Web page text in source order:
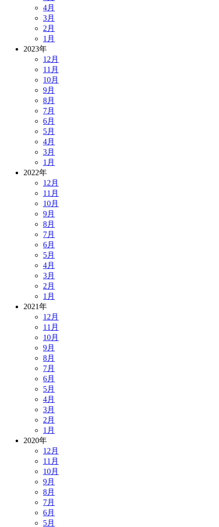
4月
3月
2月
1月
2023年
12月
11月
10月
9月
8月
7月
6月
5月
4月
3月
1月
2022年
12月
11月
10月
9月
8月
7月
6月
5月
4月
3月
2月
1月
2021年
12月
11月
10月
9月
8月
7月
6月
5月
4月
3月
2月
1月
2020年
12月
11月
10月
9月
8月
7月
6月
5月